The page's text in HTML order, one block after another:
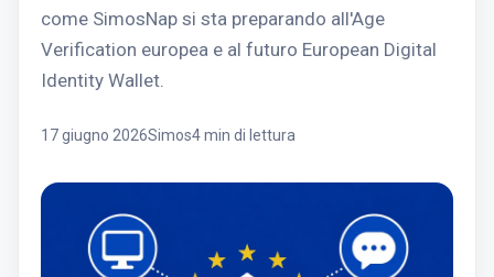
come SimosNap si sta preparando all'Age
Verification europea e al futuro European Digital
Identity Wallet.
17 giugno 2026Simos4 min di lettura